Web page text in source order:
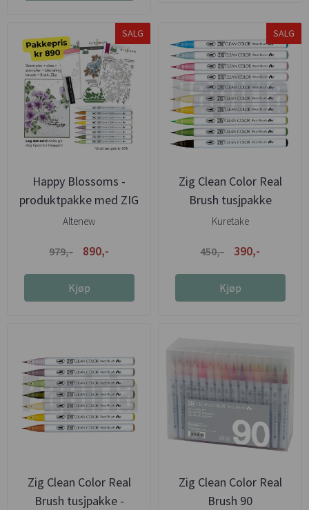
SALG
Happy Blossoms -
produktpakke med ZIG
Altenew
979,- 890,-
Kjøp
SALG
Zig Clean Color Real
Brush tusjpakke
Kuretake
450,- 390,-
Kjøp
Zig Clean Color Real
Brush tusjpakke -
Zig Clean Color Real
Brush 90